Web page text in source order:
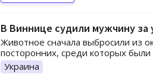
В Виннице судили мужчину за
Животное сначала выбросили из
посторонних, среди которых были
Украина